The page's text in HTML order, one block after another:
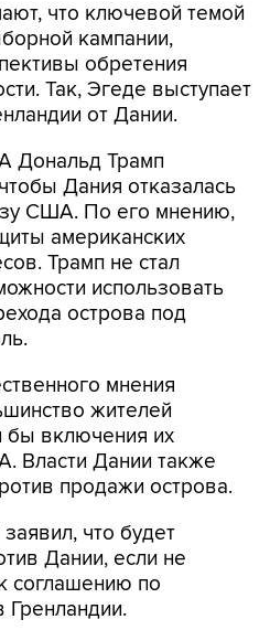
что ключевой темой
кампании,
обретения
Так, Эгеде выступает
от Дании.
Дональд Трамп
Дания отказалась
США. По его мнению,
американских
Трамп не стал
использовать
острова под
мнения
жителей
бы включения их
Власти Дании также
продажи острова.
что будет
Дании, если не
соглашению по
Гренландии.